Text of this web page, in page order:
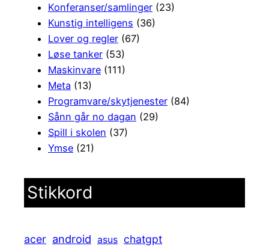
Konferanser/samlinger (23)
Kunstig intelligens (36)
Lover og regler (67)
Løse tanker (53)
Maskinvare (111)
Meta (13)
Programvare/skytjenester (84)
Sånn går no dagan (29)
Spill i skolen (37)
Ymse (21)
Stikkord
acer android asus chatgpt